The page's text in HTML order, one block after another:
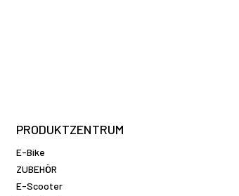
PRODUKTZENTRUM
E-Bike
ZUBEHÖR
E-Scooter